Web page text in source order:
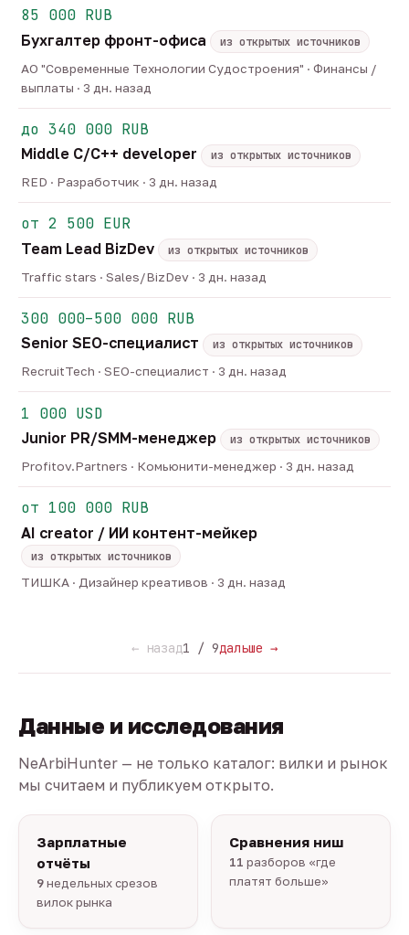
85 000 RUB
Бухгалтер фронт-офиса
из открытых источников
АО "Современные Технологии Судостроения" · Финансы /
выплаты · 3 дн. назад
до 340 000 RUB
Middle C/C++ developer
из открытых источников
RED · Разработчик · 3 дн. назад
от 2 500 EUR
Team Lead BizDev
из открытых источников
Traffic stars · Sales/BizDev · 3 дн. назад
300 000–500 000 RUB
Senior SEO-специалист
из открытых источников
RecruitTech · SEO-специалист · 3 дн. назад
1 000 USD
Junior PR/SMM-менеджер
из открытых источников
Profitov.Partners · Комьюнити-менеджер · 3 дн. назад
от 100 000 RUB
AI creator / ИИ контент-мейкер
из открытых источников
ТИШКА · Дизайнер креативов · 3 дн. назад
← назад1 / 9дальше →
Данные и исследования
NeArbiHunter — не только каталог: вилки и рынок
мы считаем и публикуем открыто.
Зарплатные
отчёты
9недельных срезов
вилок рынка
Сравнения ниш
11 разборов «где
платят больше»